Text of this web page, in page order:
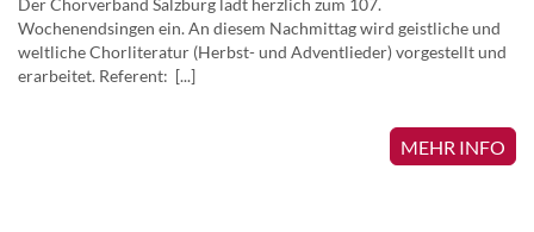
Wochenendsingen ein. An diesem Nachmittag wird geistliche und
weltliche Chorliteratur (Herbst- und Adventlieder) vorgestellt und
erarbeitet. Referent: [...]
MEHR INFO